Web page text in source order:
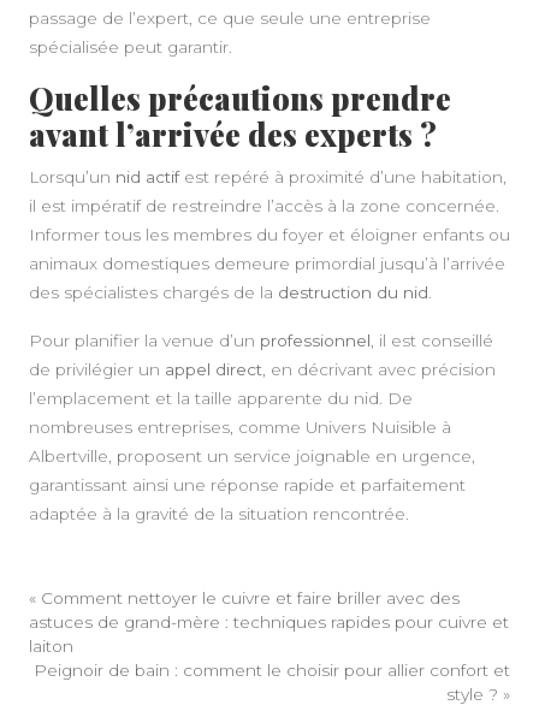
passage de l’expert, ce que seule une entreprise
spécialisée peut garantir.
Quelles précautions prendre
avant l’arrivée des experts ?
Lorsqu’un nid actifest repéré à proximité d’une habitation,
il est impératif de restreindre l’accès à la zone concernée.
Informer tous les membres du foyer et éloigner enfants ou
animaux domestiques demeure primordial jusqu’à l’arrivée
des spécialistes chargés de la destruction du nid
Pour planifier la venue d’un professionnel , il est conseillé
de privilégier un appel direct , en décrivant avec précision
l’emplacement et la taille apparente du nid. De
nombreuses entreprises, comme Univers Nuisible à
Albertville, proposent un service joignable en urgence,
garantissant ainsi une réponse rapide et parfaitement
adaptée à la gravité de la situation rencontrée.
« Comment nettoyer le cuivre et faire briller avec des
astuces de grand-mère : techniques rapides pour cuivre et
laiton
Peignoir de bain : comment le choisir pour allier confort et
style ? »